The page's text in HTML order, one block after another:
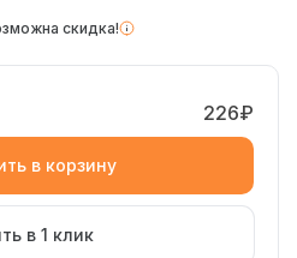
скидка!
226₽
в корзину
в 1 клик